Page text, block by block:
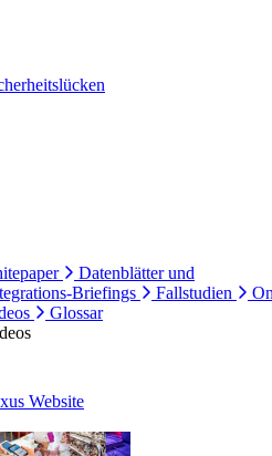
Datenblätter und
Briefings Fallstudien
Glossar
Website